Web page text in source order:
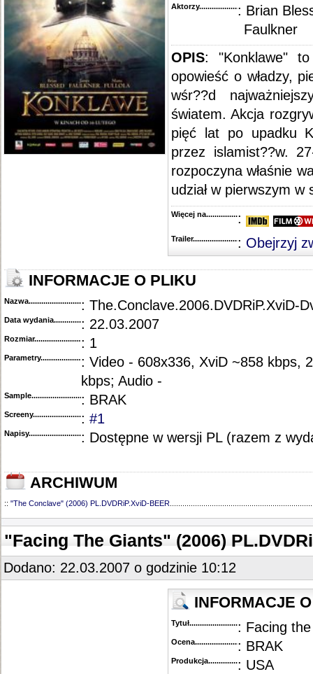
Aktorzy...........................................
: Brian
Faulkner
OPIS: "Konklawe"
opowieść o władzy,
wśr??d
światem. Akcja
pięć lat po upadku
przez islamist??w.
rozpoczyna właśnie
udział w pierwszym
Więcej na........................................
:
Trailer...........................................
: Obejrzyj
INFORMACJE O PLIKU
Nazwa.............................................: The.Conclave.2006.DVDRiP.XviD-
Data wydania......................................
: 22.03.2007
Rozmiar...........................................
: 1
Parametry.........................................: Video - 608x336, XviD ~858 kbps,
kbps; Audio -
Sample............................................
: BRAK
Screeny...........................................
: #1
Napisy............................................: Dostępne w wersji PL (razem z
ARCHIWUM
:: "The Conclave" (2006) PL.DVDRiP.XviD-BEER
"Facing The Giants" (2006)
Dodano: 22.03.2007 o godzinie 10:12
INFORMACJE
Tytuł............................................
: Facing
Ocena.............................................
: BRAK
Produkcja.........................................
: USA